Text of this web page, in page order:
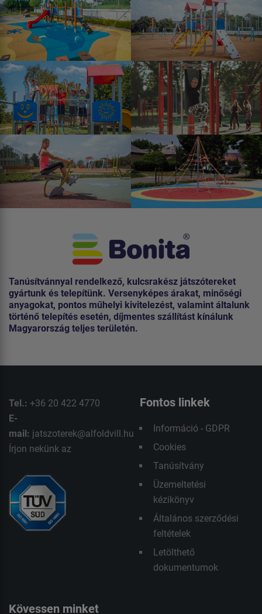
Tanúsítvánnyal rendelkező, kulcsrakész játszótereket
gyártunk és telepítünk. Versenyképes árakat, minőségi
anyagokat, pontos műhelyi kivitelezést, valamint általunk
történő telepítés esetén, díjmentes szállítást kínálunk
Magyarország teljes területén.
Tel.: +36 20 422 4770
E-
mail: jatszoterek@alfoldvill.hu
Írjon nekünk az
Fontos linkek
Információ - GDPR
Cookies
Tanúsítvány
Üzemeltetési
kézikönyv
Általános szerződési
feltételek
Letölthető
dokumentumok
Kövessen minket